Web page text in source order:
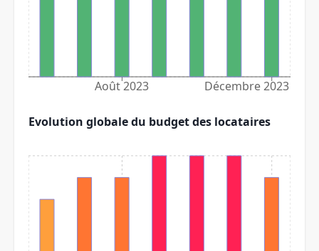
Août 2023 Décembre 2023
Evolution globale du budget des locataires